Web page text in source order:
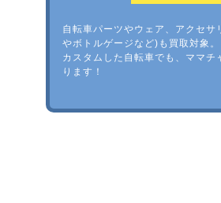
自転車パーツやウェア、アクセサ
やボトルゲージなど)も買取対象。
カスタムした自転車でも、ママチ
ります！